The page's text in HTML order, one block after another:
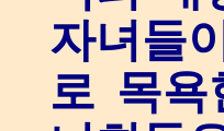
자녀들
로 목